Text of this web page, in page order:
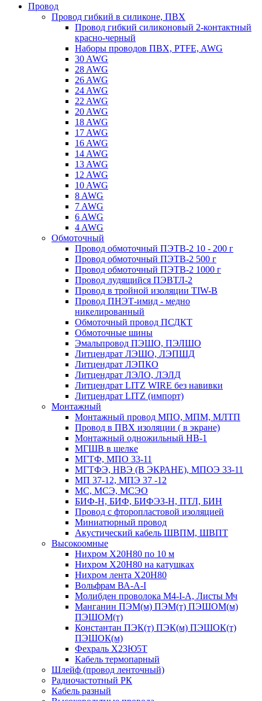
Провод
Провод гибкий в силиконе, ПВХ
Провод гибкий силиконовый 2-контактный
красно-черный
Наборы проводов ПВХ, PTFE, AWG
30 AWG
28 AWG
26 AWG
24 AWG
22 AWG
20 AWG
18 AWG
17 AWG
16 AWG
14 AWG
13 AWG
12 AWG
10 AWG
8 AWG
7 AWG
6 AWG
4 AWG
Обмоточный
Провод обмоточный ПЭТВ-2 10 - 200 г
Провод обмоточный ПЭТВ-2 500 г
Провод обмоточный ПЭТВ-2 1000 г
Провод лудящийся ПЭВТЛ-2
Провод в тройной изоляции TIW-B
Провод ПНЭТ-имид - медно
никелированный
Обмоточный провод ПСДКТ
Обмоточные шины
Эмальпровод ПЭШО, ПЭЛШО
Литцендрат ЛЭШО, ЛЭПШД
Литцендрат ЛЭПКО
Литцендрат ЛЭЛО, ЛЭЛД
Литцендрат LITZ WIRE без навивки
Литцендрат LITZ (импорт)
Монтажный
Монтажный провод МПО, МПМ, МЛТП
Провод в ПВХ изоляции ( в экране)
Монтажный одножильный HB-1
МГШВ в шелке
МГТФ, МПО 33-11
МГТФЭ, НВЭ (В ЭКРАНЕ), МПОЭ 33-11
МП 37-12, МПЭ 37 -12
МС, МСЭ, МСЭО
БИФ-Н, БИФ, БИФЭЗ-Н, ПТЛ, БИН
Провод с фторопластовой изоляцией
Миниатюрный провод
Акустический кабель ШВПМ, ШВПТ
Высокоомные
Нихром Х20Н80 по 10 м
Нихром Х20Н80 на катушках
Нихром лента Х20Н80
Вольфрам ВА-А-I
Молибден проволока М4-I-А, Листы Мч
Манганин ПЭМ(м) ПЭМ(т) ПЭШОМ(м)
ПЭШОМ(т)
Константан ПЭК(т) ПЭК(м) ПЭШОК(т)
ПЭШОК(м)
Фехраль Х23Ю5Т
Кабель термопарный
Шлейф (провод ленточный)
Радиочастотный РК
Кабель разный